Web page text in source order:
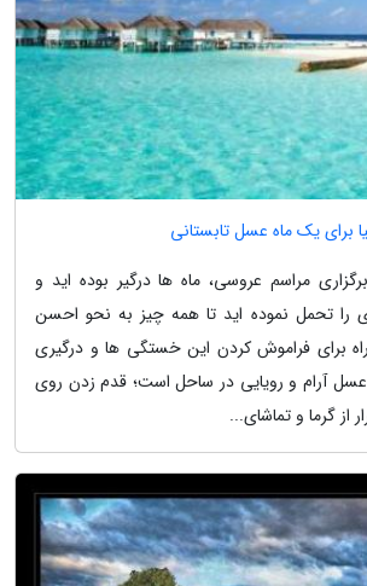
مراسم عروسی، ماه ها درگیر بوده اید و
را تحمل نموده اید تا همه چیز به نحو احسن
برای فراموش کردن این خستگی ها و درگیری
عسل آرام و رویایی در ساحل است؛ قدم زدن روی
از گرما و تماشای...